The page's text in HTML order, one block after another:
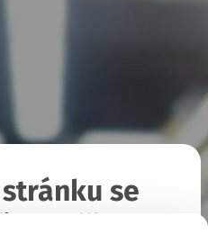
se